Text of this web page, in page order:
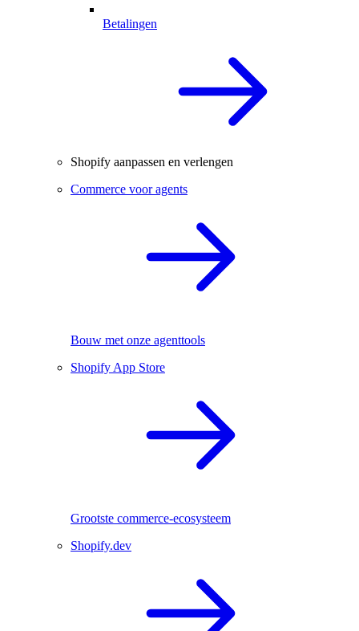
Betalingen
Shopify aanpassen en verlengen
Commerce voor agents
Bouw met onze agenttools
Shopify App Store
Grootste commerce-ecosysteem
Shopify.dev